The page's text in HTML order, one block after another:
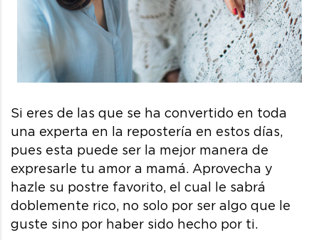
Si eres de las que se ha convertido en toda
una experta en la repostería en estos días,
pues esta puede ser la mejor manera de
expresarle tu amor a mamá. Aprovecha y
hazle su postre favorito, el cual le sabrá
doblemente rico, no solo por ser algo que le
guste sino por haber sido hecho por ti.